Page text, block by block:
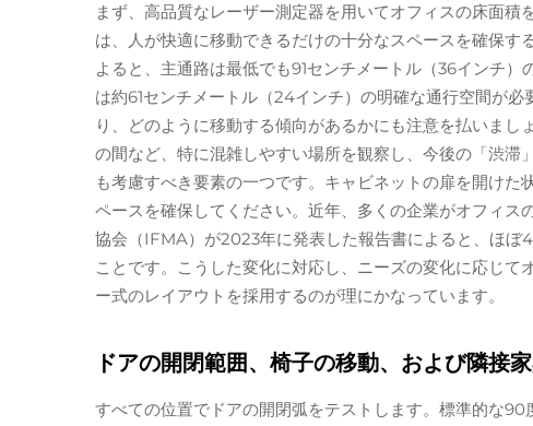
まず、高品質なレーザー測定器を用いてオフィスの床面
は、人が快適に移動できるだけの十分なスペースを確保
よると、主通路は最低でも91センチメートル（36インチ
は約61センチメートル（24インチ）の明確な通行空間が
り、どのように移動する傾向があるかにも注意を払いま
の間など、特に混雑しやすい場所を観察し、今後の「渋滞
も考慮すべき要素の一つです。キャビネットの扉を開け
ペースを確保してください。近年、多くの企業がオフィ
協会（IFMA）が2023年に発表した報告書によると、ほぼ
ことです。こうした変化に対応し、ニーズの変化に応じ
ー式のレイアウトを採用するのが理にかなっています。
ドアの開閉範囲、椅子の移動、および隣接
すべての位置でドアの開閉弧をテストします。標準的な